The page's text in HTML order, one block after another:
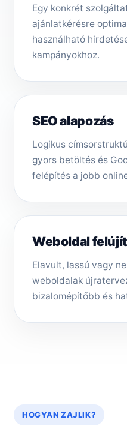
Egy konkrét
ajánlatkérésre
használható
kampányokhoz.
SEO alapozás
Logikus
gyors betöltés és
felépítés a jobb
Weboldal
Elavult, lassú vagy
weboldalak
bizalomépítőbb és
HOGYAN ZAJLIK?